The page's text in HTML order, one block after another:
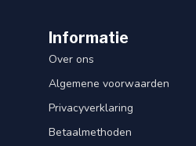
Informatie
Over ons
Algemene voorwaarden
Privacyverklaring
Betaalmethoden